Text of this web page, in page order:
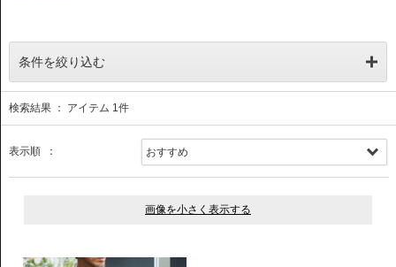
条件を絞り込む
検索結果 ： アイテム 1件
表示順 ：